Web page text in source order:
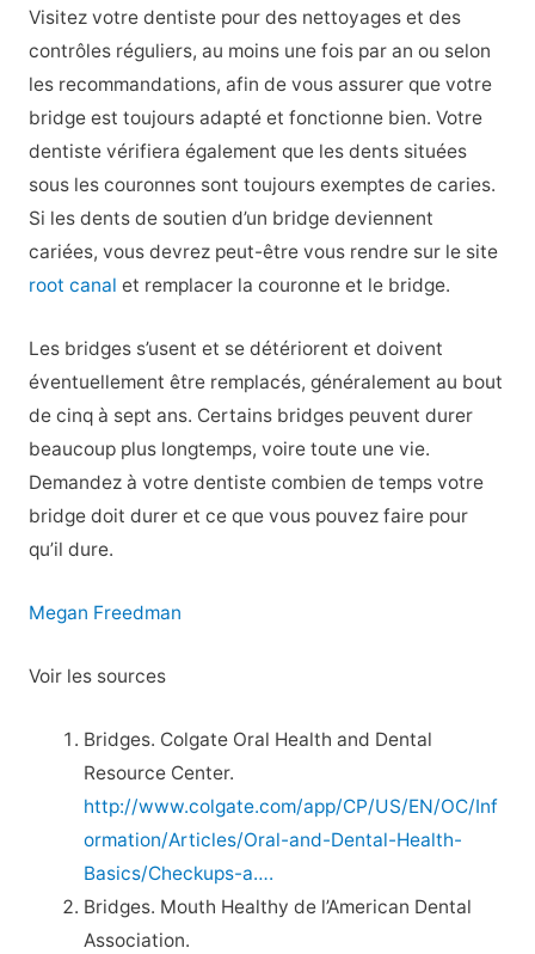
Visitez votre dentiste pour des nettoyages et des
contrôles réguliers, au moins une fois par an ou selon
les recommandations, afin de vous assurer que votre
bridge est toujours adapté et fonctionne bien. Votre
dentiste vérifiera également que les dents situées
sous les couronnes sont toujours exemptes de caries.
Si les dents de soutien d’un bridge deviennent
cariées, vous devrez peut-être vous rendre sur le site
root canal et remplacer la couronne et le bridge.
Les bridges s’usent et se détériorent et doivent
éventuellement être remplacés, généralement au bout
de cinq à sept ans. Certains bridges peuvent durer
beaucoup plus longtemps, voire toute une vie.
Demandez à votre dentiste combien de temps votre
bridge doit durer et ce que vous pouvez faire pour
qu’il dure.
Megan Freedman
Voir les sources
Bridges. Colgate Oral Health and Dental
Resource Center.
http://www.colgate.com/app/CP/US/EN/OC/Inf
ormation/Articles/Oral-and-Dental-Health-
Basics/Checkups-a….
Bridges. Mouth Healthy de l’American Dental
Association.